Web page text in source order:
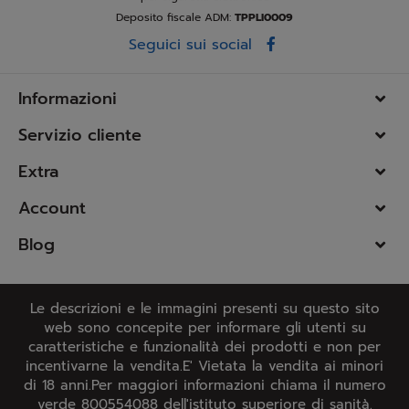
Deposito fiscale ADM: TPPLI0009
Seguici sui social
Informazioni
Servizio cliente
Extra
Account
Blog
Le descrizioni e le immagini presenti su questo sito
web sono concepite per informare gli utenti su
caratteristiche e funzionalità dei prodotti e non per
incentivarne la vendita.E' Vietata la vendita ai minori
di 18 anni.Per maggiori informazioni chiama il numero
verde 800554088 dell'istituto superiore di sanità.